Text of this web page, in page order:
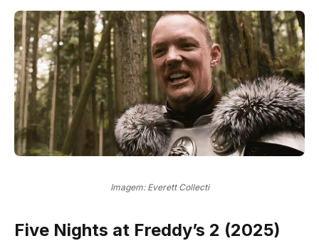
Imagem: Everett Collecti
Five Nights at Freddy’s 2 (2025)